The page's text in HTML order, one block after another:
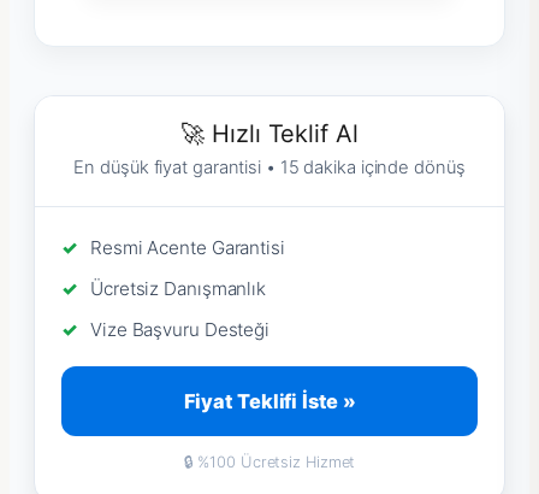
🚀 Hızlı Teklif Al
En düşük fiyat garantisi • 15 dakika içinde dönüş
Resmi Acente Garantisi
Ücretsiz Danışmanlık
Vize Başvuru Desteği
Fiyat Teklifi İste »
🔒 %100 Ücretsiz Hizmet